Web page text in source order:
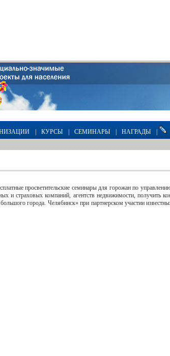
КУРСЫ СЕМИНАРЫ НАГРАДЫ
просветительские семинары для горожан по
и страховых компаний, агентств недвижимости, получить
города. Челябинск» при партнерском участии